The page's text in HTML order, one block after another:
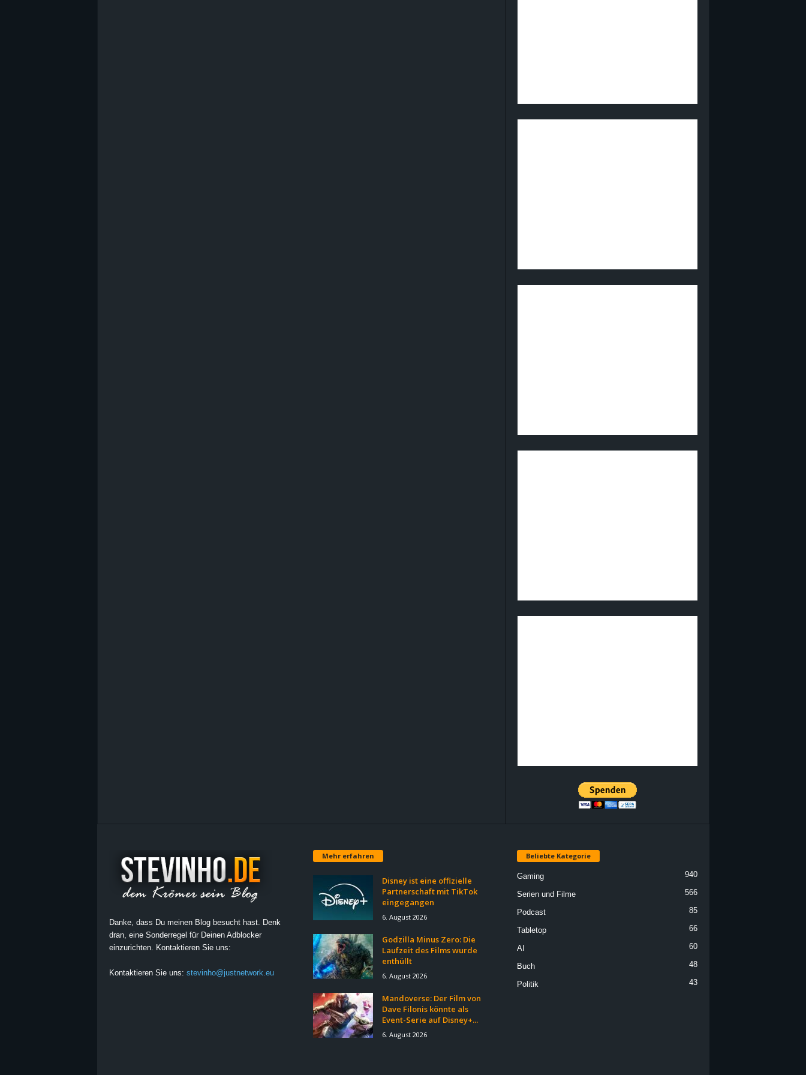
Danke, dass Du meinen Blog besucht hast. Denk
dran, eine Sonderregel für Deinen Adblocker
einzurichten. Kontaktieren Sie uns:
Kontaktieren Sie uns: stevinho@justnetwork.eu
Mehr erfahren
Disney ist eine offizielle
Partnerschaft mit TikTok
eingegangen
6. August 2026
Godzilla Minus Zero: Die
Laufzeit des Films wurde
enthüllt
6. August 2026
Mandoverse: Der Film von
Dave Filonis könnte als
Event-Serie auf Disney+...
6. August 2026
Beliebte Kategorie
Gaming 940
Serien und Filme 566
Podcast 85
Tabletop 66
AI 60
Buch 48
Politik 43